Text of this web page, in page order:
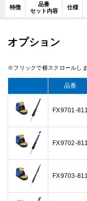
特徴
品番
セット内容
仕様
オプション
品番
FX9701-811
FX9702-811
FX9703-811